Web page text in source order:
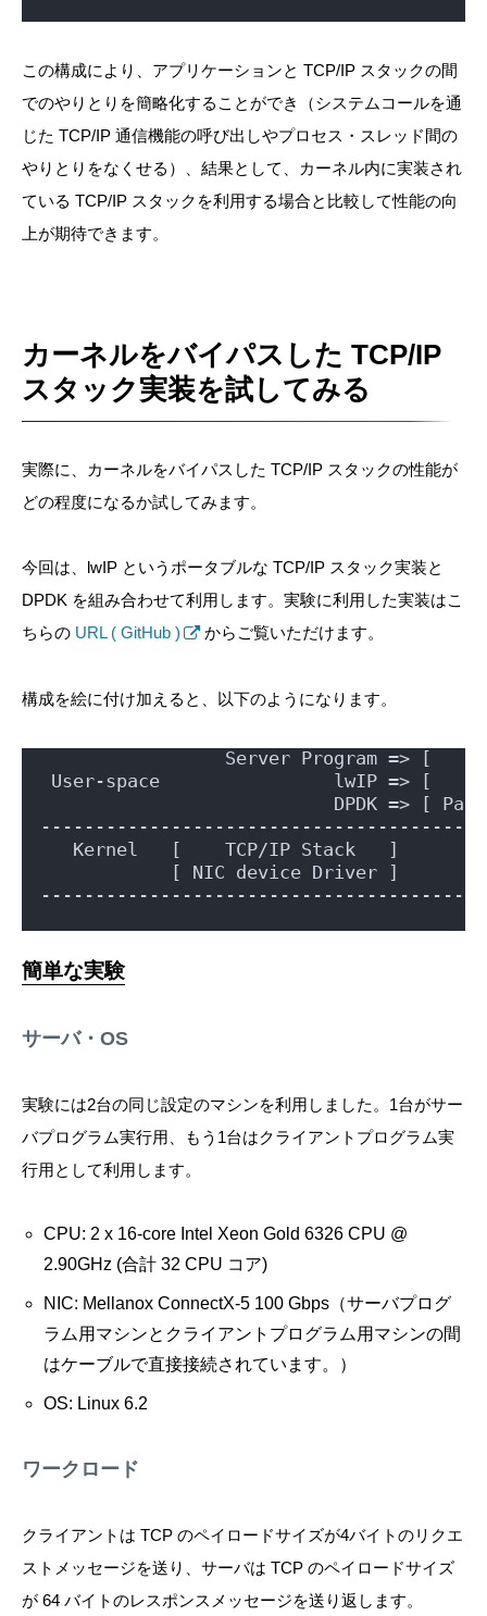
この構成により、アプリケーションと TCP/IP スタックの間
でのやりとりを簡略化することができ（システムコールを通
じた TCP/IP 通信機能の呼び出しやプロセス・スレッド間の
やりとりをなくせる）、結果として、カーネル内に実装され
ている TCP/IP スタックを利用する場合と比較して性能の向
上が期待できます。
カーネルをバイパスした TCP/IP
スタック実装を試してみる
実際に、カーネルをバイパスした TCP/IP スタックの性能が
どの程度になるか試してみます。
今回は、lwIP というポータブルな TCP/IP スタック実装と
DPDK を組み合わせて利用します。実験に利用した実装はこ
ちらの URL ( GitHub ) からご覧いただけます。
構成を絵に付け加えると、以下のようになります。
Server Program => [
User-space                lwIP => [
DPDK => [
Kernel   [    TCP/IP Stack   ]
[ NIC device Driver ]
簡単な実験
サーバ・OS
実験には2台の同じ設定のマシンを利用しました。1台がサー
バプログラム実行用、もう1台はクライアントプログラム実
行用として利用します。
CPU: 2 x 16-core Intel Xeon Gold 6326 CPU @
2.90GHz (合計 32 CPU コア)
NIC: Mellanox ConnectX-5 100 Gbps（サーバプログ
ラム用マシンとクライアントプログラム用マシンの間
はケーブルで直接接続されています。）
OS: Linux 6.2
ワークロード
クライアントは TCP のペイロードサイズが4バイトのリクエ
ストメッセージを送り、サーバは TCP のペイロードサイズ
が 64 バイトのレスポンスメッセージを送り返します。